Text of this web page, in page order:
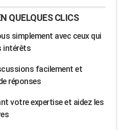
QUELQUES CLICS
simplement avec ceux qui
intérêts
facilement et
réponses
votre expertise et aidez les